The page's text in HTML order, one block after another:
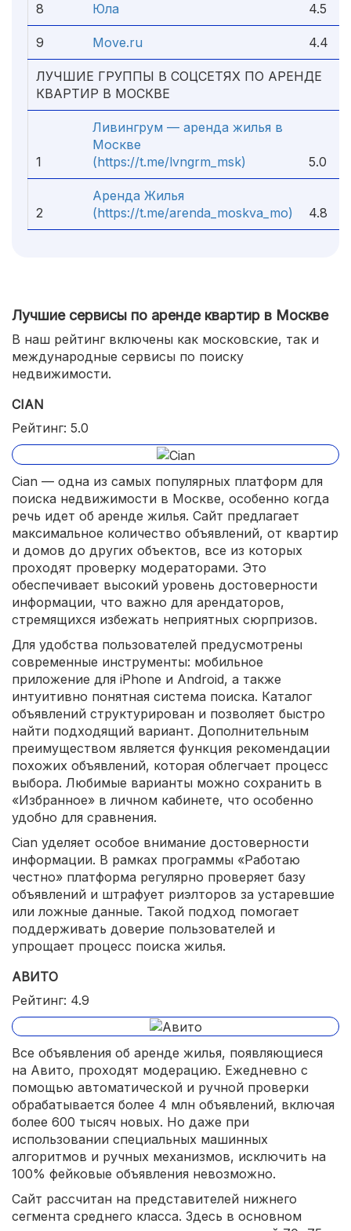
8 Юла 4.5
9 Move.ru 4.4
ЛУЧШИЕ ГРУППЫ В СОЦСЕТЯХ ПО АРЕНДЕ
КВАРТИР В МОСКВЕ
1
Ливингрум — аренда жилья в
Москве
(https://t.me/lvngrm_msk)
5.0
2
Аренда Жилья
(https://t.me/arenda_moskva_mo)
4.8
Лучшие сервисы по аренде квартир в Москве
В наш рейтинг включены как московские, так и
международные сервисы по поиску
недвижимости.
CIAN
Рейтинг: 5.0
Cian — одна из самых популярных платформ для
поиска недвижимости в Москве, особенно когда
речь идет об аренде жилья. Сайт предлагает
максимальное количество объявлений, от квартир
и домов до других объектов, все из которых
проходят проверку модераторами. Это
обеспечивает высокий уровень достоверности
информации, что важно для арендаторов,
стремящихся избежать неприятных сюрпризов.
Для удобства пользователей предусмотрены
современные инструменты: мобильное
приложение для iPhone и Android, а также
интуитивно понятная система поиска. Каталог
объявлений структурирован и позволяет быстро
найти подходящий вариант. Дополнительным
преимуществом является функция рекомендации
похожих объявлений, которая облегчает процесс
выбора. Любимые варианты можно сохранить в
«Избранное» в личном кабинете, что особенно
удобно для сравнения.
Cian уделяет особое внимание достоверности
информации. В рамках программы «Работаю
честно» платформа регулярно проверяет базу
объявлений и штрафует риэлторов за устаревшие
или ложные данные. Такой подход помогает
поддерживать доверие пользователей и
упрощает процесс поиска жилья.
АВИТО
Рейтинг: 4.9
Все объявления об аренде жилья, появляющиеся
на Авито, проходят модерацию. Ежедневно с
помощью автоматической и ручной проверки
обрабатывается более 4 млн объявлений, включая
более 600 тысяч новых. Но даже при
использовании специальных машинных
алгоритмов и ручных механизмов, исключить на
100% фейковые объявления невозможно.
Сайт рассчитан на представителей нижнего
сегмента среднего класса. Здесь в основном